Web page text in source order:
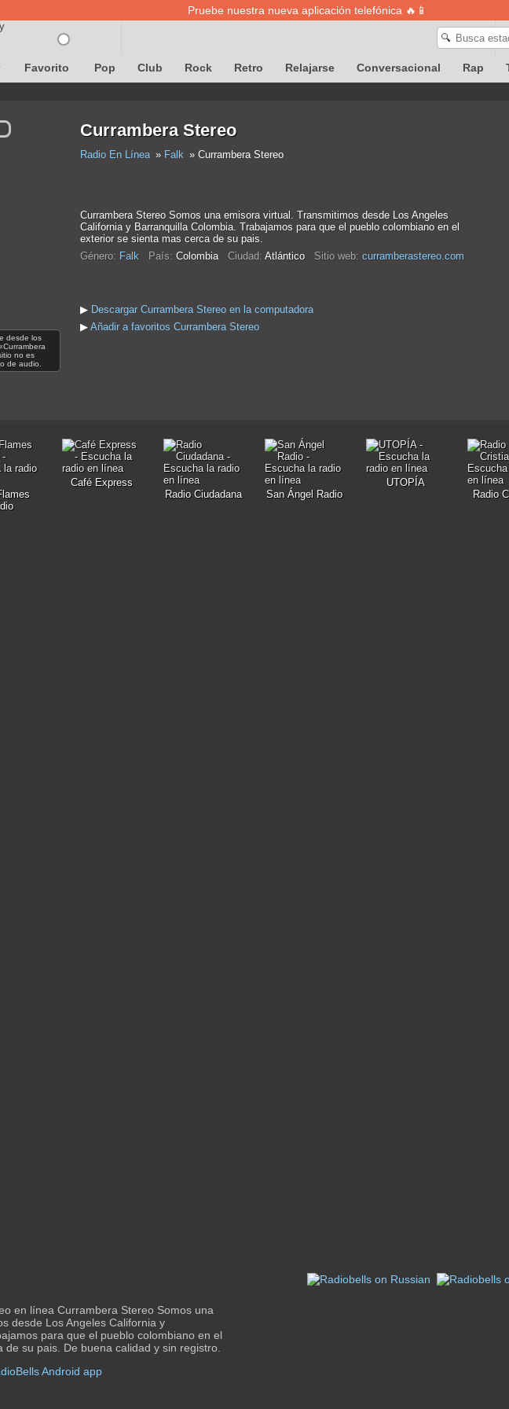
Pruebe nuestra nueva aplicación telefónica 🔥📱
🔍
Favorito Pop Club Rock Retro Relajarse Conversacional Rap
desde los
no es
de audio.
Currambera Stereo
Radio En Línea Falk Currambera Stereo
Currambera Stereo Somos una emisora virtual. Transmitimos desde Los Angeles
California y Barranquilla Colombia. Trabajamos para que el pueblo colombiano en el
exterior se sienta mas cerca de su pais.
Género: Falk País: Colombia Ciudad: Atlántico Sitio web: curramberastereo.com
▶ Descargar Currambera Stereo en la computadora
▶ Añadir a favoritos Currambera Stereo
Café Express
Radio Ciudadana
San Ángel Radio
UTOPÍA
Radio
en línea Currambera Stereo Somos una
desde Los Angeles California y
para que el pueblo colombiano en el
su pais. De buena calidad y sin registro.